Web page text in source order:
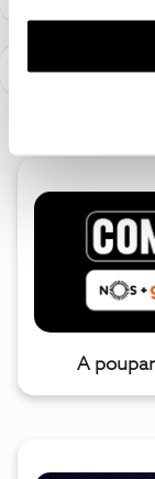
funcionalidade)
(cookies de
utilização dos
A